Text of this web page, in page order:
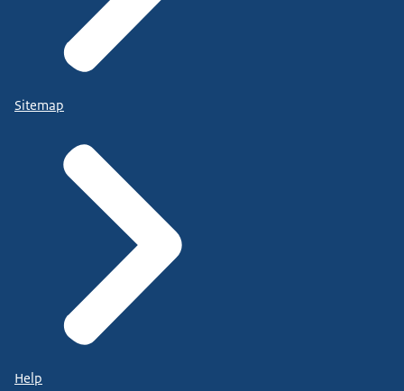
Sitemap
Help